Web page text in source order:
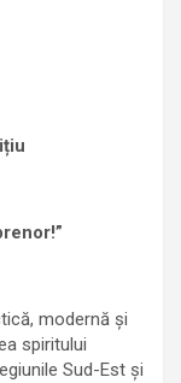
modernă şi
spiritului
Sud-Est și